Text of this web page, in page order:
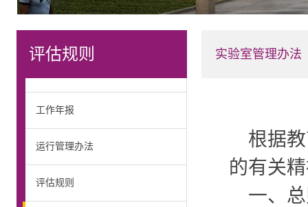
评估规则
工作年报
运行管理办法
评估规则
实验室管理办法
根据教
的有关
一、总